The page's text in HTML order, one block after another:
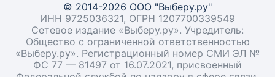
© 2014-2026 ООО "Выберу.ру"
ИНН 9725036321, ОГРН 1207700339549
Сетевое издание «Выберу.ру». Учредитель:
Общество с ограниченной ответственностью
«Выберу.ру». Регистрационный номер СМИ ЭЛ №
ФС 77 — 81497 от 16.07.2021, присвоенный